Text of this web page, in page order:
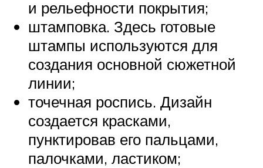
и рельефности покрытия;
штамповка. Здесь готовые
штампы используются для
создания основной сюжетной
линии;
точечная роспись. Дизайн
создается красками,
пунктировав его пальцами,
палочками, ластиком;